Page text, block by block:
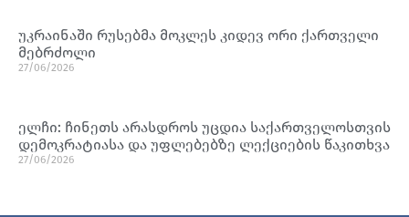
უკრაინაში რუსებმა მოკლეს კიდევ ორი ქართველი
მებრძოლი
27/06/2026
ელჩი: ჩინეთს არასდროს უცდია საქართველოსთვის
დემოკრატიასა და უფლებებზე ლექციების წაკითხვა
27/06/2026